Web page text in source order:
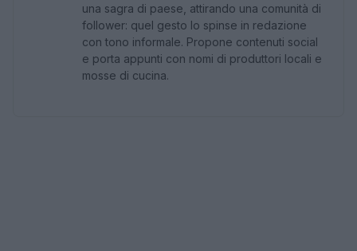
una sagra di paese, attirando una comunità di
follower: quel gesto lo spinse in redazione
con tono informale. Propone contenuti social
e porta appunti con nomi di produttori locali e
mosse di cucina.